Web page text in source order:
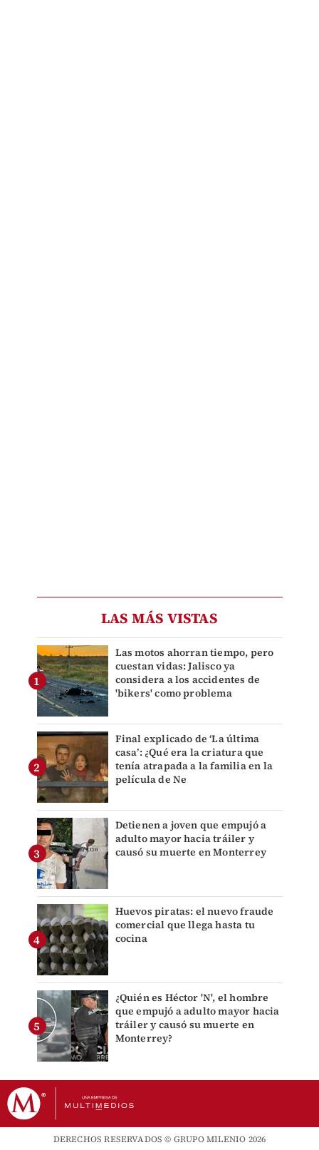
LAS MÁS VISTAS
Las motos ahorran tiempo, pero
cuestan vidas: Jalisco ya
considera a los accidentes de
'bikers' como problema
Final explicado de ‘La última
casa’: ¿Qué era la criatura que
tenía atrapada a la familia en la
película de Ne
Detienen a joven que empujó a
adulto mayor hacia tráiler y
causó su muerte en Monterrey
Huevos piratas: el nuevo fraude
comercial que llega hasta tu
cocina
¿Quién es Héctor 'N', el hombre
que empujó a adulto mayor hacia
tráiler y causó su muerte en
Monterrey?
DERECHOS RESERVADOS © GRUPO MILENIO 2026